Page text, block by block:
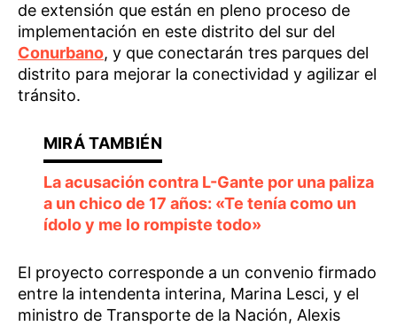
de extensión que están en pleno proceso de
implementación en este distrito del sur del
Conurbano, y que conectarán tres parques del
distrito para mejorar la conectividad y agilizar el
tránsito.
La acusación contra L-Gante por una paliza
a un chico de 17 años: «Te tenía como un
ídolo y me lo rompiste todo»
El proyecto corresponde a un convenio firmado
entre la intendenta interina, Marina Lesci, y el
ministro de Transporte de la Nación, Alexis